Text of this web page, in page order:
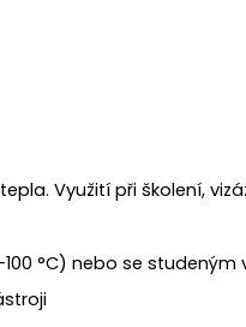
Využití při školení,
°C) nebo se studeným